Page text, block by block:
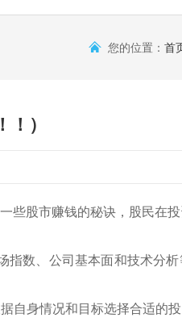
您的位置： 首
）
些股市赚钱的秘诀，股民在投
指数、公司基本面和技术分
自身情况和目标选择合适的投